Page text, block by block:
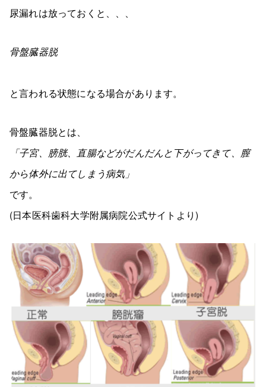
尿漏れは放っておくと、、、
骨盤臓器脱
と言われる状態になる場合があります。
骨盤臓器脱とは、
「子宮、膀胱、直腸などがだんだんと下がってきて、膣
から体外に出てしまう病気」
です。
(日本医科歯科大学附属病院公式サイトより)